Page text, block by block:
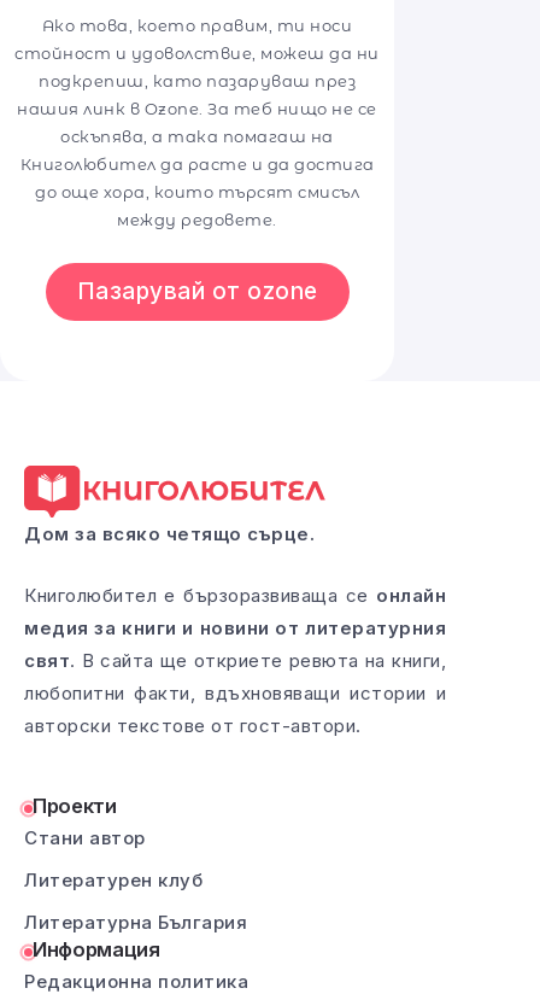
Ако това, което правим, ти носи
стойност и удоволствие, можеш да ни
подкрепиш, като пазаруваш през
нашия линк в Ozone. За теб нищо не се
оскъпява, а така помагаш на
Книголюбител да расте и да достига
до още хора, които търсят смисъл
между редовете.
Пазарувай от ozone
Дом за всяко четящо сърце.
Книголюбител е бързоразвиваща се онлайн
медия за книги и новини от литературния
свят. В сайта ще откриете ревюта на книги,
любопитни факти, вдъхновяващи истории и
авторски текстове от гост-автори.
Проекти
Стани автор
Литературен клуб
Литературна България
Информация
Редакционна политика